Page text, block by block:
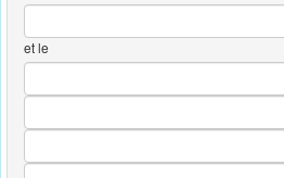
et le